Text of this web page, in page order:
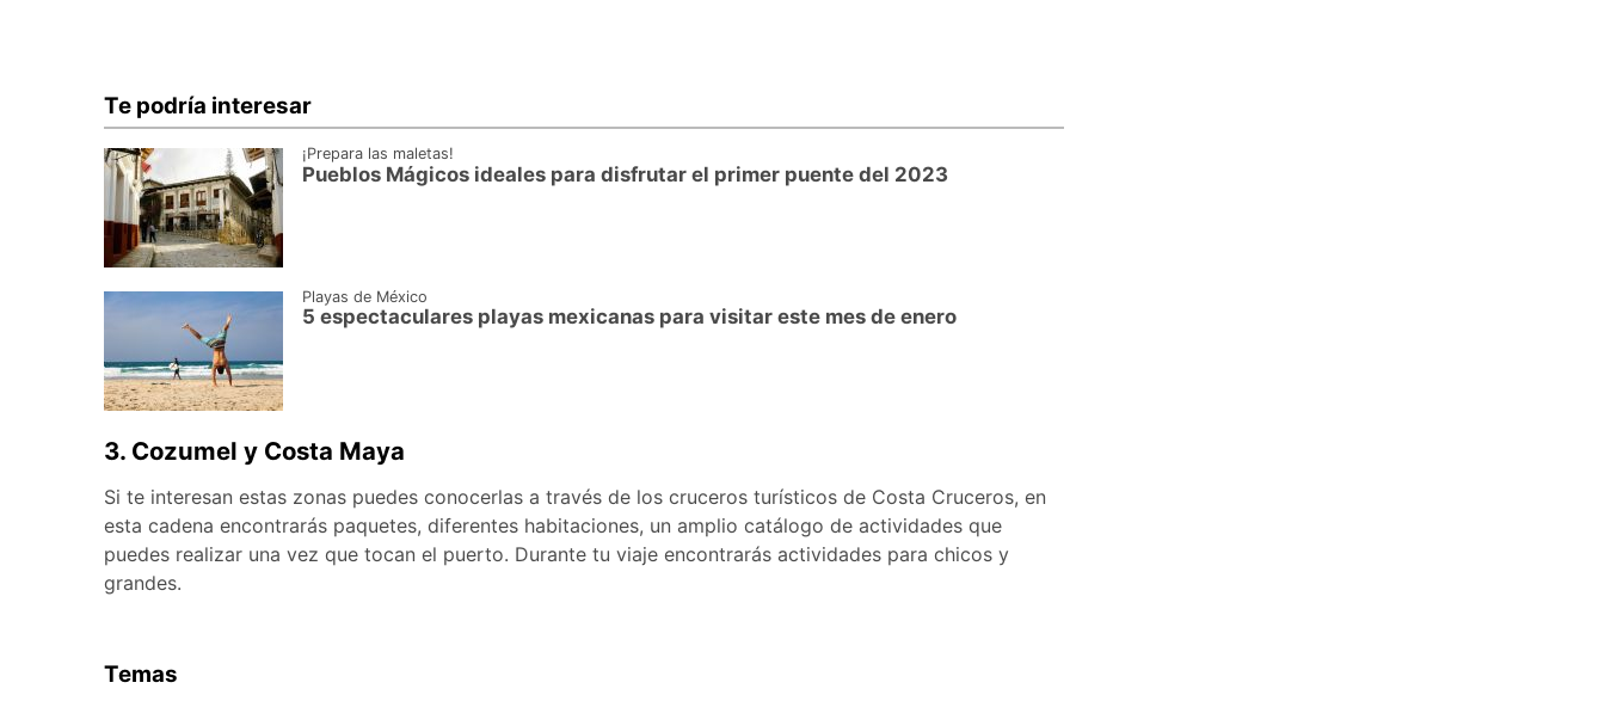
Te podría interesar
¡Prepara las maletas!
Pueblos Mágicos ideales para disfrutar el primer puente del 2023
Playas de México
5 espectaculares playas mexicanas para visitar este mes de enero
3. Cozumel y Costa Maya
Si te interesan estas zonas puedes conocerlas a través de los cruceros turísticos de Costa Cruceros, en
esta cadena encontrarás paquetes, diferentes habitaciones, un amplio catálogo de actividades que
puedes realizar una vez que tocan el puerto. Durante tu viaje encontrarás actividades para chicos y
grandes.
Temas